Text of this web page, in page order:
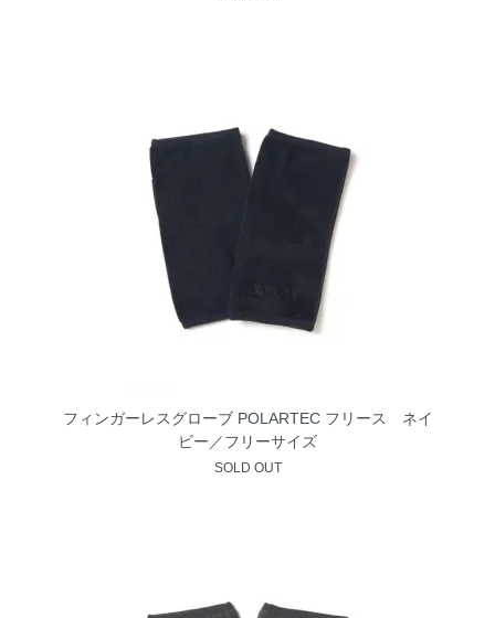
フィンガーレスグローブ POLARTEC フリース ネイ
ビー／フリーサイズ
SOLD OUT